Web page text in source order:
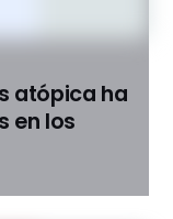
atópica ha
en los